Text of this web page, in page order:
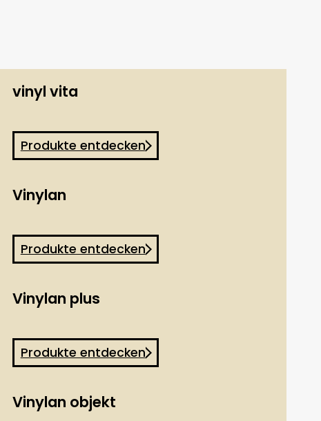
vinyl vita
Produkte entdecken
Vinylan
Produkte entdecken
Vinylan plus
Produkte entdecken
Vinylan objekt